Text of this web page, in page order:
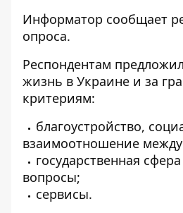
Информатор сообщает
опроса.
Респондентам
жизнь в Украине и за
критериям:
благоустройство,
взаимоотношение
государственная
вопросы;
сервисы.